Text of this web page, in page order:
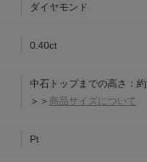
ダイヤモンド
0.40ct
中石トップまでの高さ：
＞＞ 商品サイズについて
Pt